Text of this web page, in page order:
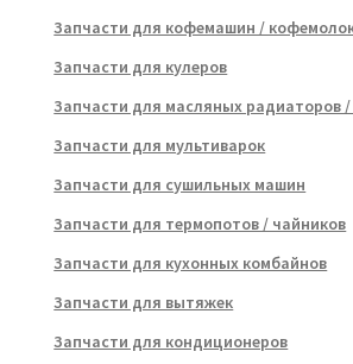
Запчасти для кофемашин /
Запчасти для кулеров
Запчасти для масляных радиаторов /
Запчасти для мультиварок
Запчасти для сушильных машин
Запчасти для термопотов / чайников
Запчасти для кухонных комбайнов
Запчасти для вытяжек
Запчасти для кондиционеров